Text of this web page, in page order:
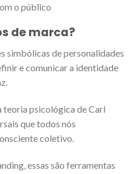
o público
de marca?
simbólicas de personalidades
e comunicar a identidade
teoria psicológica de Carl
que todos nós
coletivo.
essas são ferramentas